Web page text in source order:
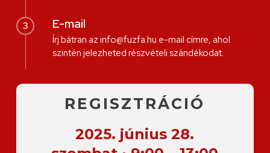
3 E-mail
Írj bátran az info@fuzfa.hu e-mail címre, ahol
szintén jelezheted részvételi szándékodat.
REGISZTRÁCIÓ
2025. június 28.